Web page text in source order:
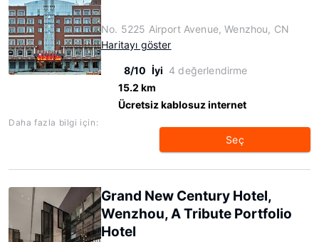
No. 5225 Airport Avenue, Wenzhou, CN
Haritayı göster
8/10 İyi 4 değerlendirme
15.2 km
Ücretsiz kablosuz internet
Daha fazla bilgi için:
Seç
Grand New Century Hotel,
Wenzhou, A Tribute Portfolio
Hotel